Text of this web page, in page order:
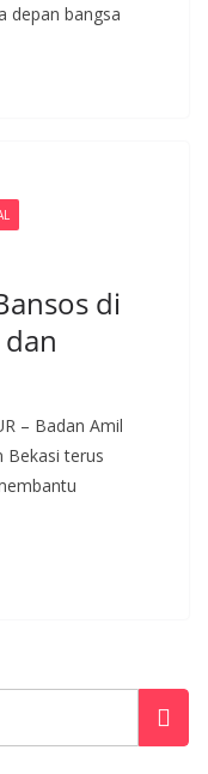
depan bangsa
di
– Badan Amil
Bekasi terus